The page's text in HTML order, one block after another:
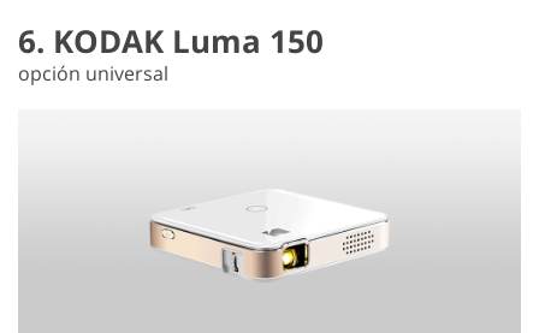
6. KODAK Luma 150
opción universal